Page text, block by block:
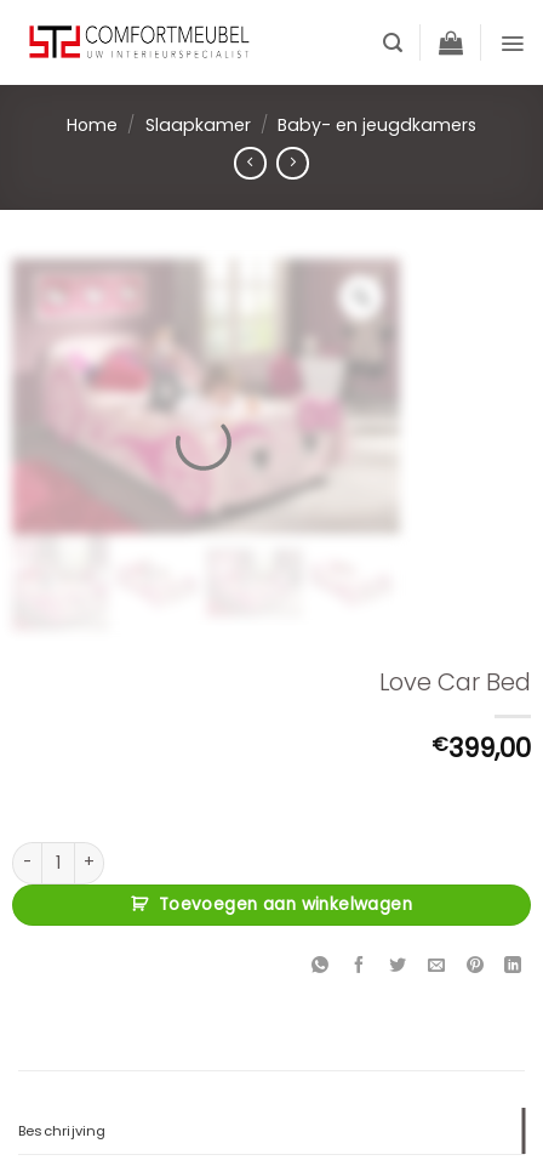
content
Home / Slaapkamer / Baby- en jeugdkamers
Love Car Bed
€399,00
Love Car Bed aantal
Toevoegen aan winkelwagen
Beschrijving